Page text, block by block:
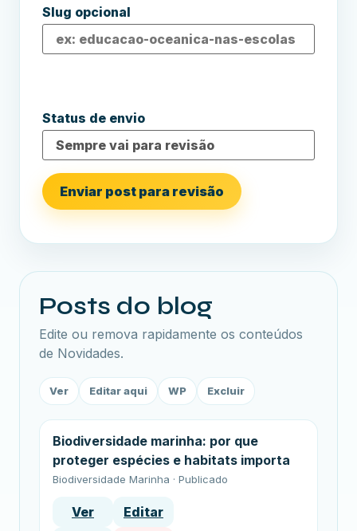
Slug opcional
Status de envio
Enviar post para revisão
Posts do blog
Edite ou remova rapidamente os conteúdos
de Novidades.
Ver Editar aqui WP Excluir
Biodiversidade marinha: por que
proteger espécies e habitats importa
Biodiversidade Marinha · Publicado
Ver Editar